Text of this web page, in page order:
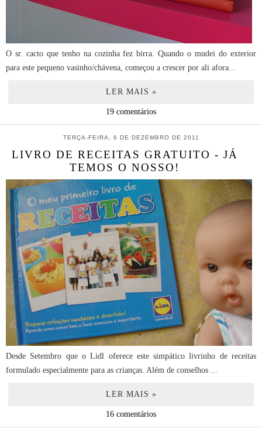
O sr. cacto que tenho na cozinha fez birra. Quando o mudei do exterior
para este pequeno vasinho/chávena, começou a crescer por ali afora...
LER MAIS »
19 comentários
TERÇA-FEIRA, 6 DE DEZEMBRO DE 2011
LIVRO DE RECEITAS GRATUITO - JÁ
TEMOS O NOSSO!
Desde Setembro que o Lidl oferece este simpático livrinho de receitas
formulado especialmente para as crianças. Além de conselhos ...
LER MAIS »
16 comentários